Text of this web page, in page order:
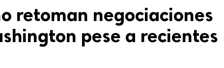
retoman negociaciones
pese a recientes